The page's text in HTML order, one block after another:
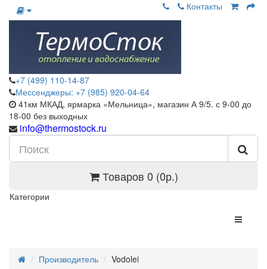
Контакты
+7 (499) 110-14-87
Мессенджеры: +7 (985) 920-04-64
41км МКАД, ярмарка «Мельница», магазин А 9/5. с 9-00 до
18-00 без выходных
info@thermostock.ru
Товаров 0 (0р.)
Категории
Производитель Vodolei